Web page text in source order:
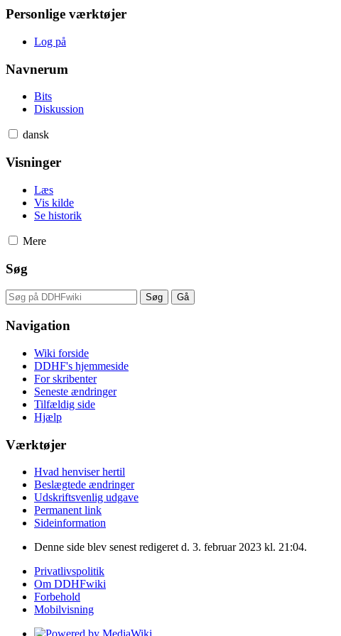
Personlige værktøjer
Log på
Navnerum
Bits
Diskussion
dansk
Visninger
Læs
Vis kilde
Se historik
Mere
Søg
Navigation
Wiki forside
DDHF's hjemmeside
For skribenter
Seneste ændringer
Tilfældig side
Hjælp
Værktøjer
Hvad henviser hertil
Beslægtede ændringer
Udskriftsvenlig udgave
Permanent link
Sideinformation
Denne side blev senest redigeret d. 3. februar 2023 kl. 21:04.
Privatlivspolitik
Om DDHFwiki
Forbehold
Mobilvisning